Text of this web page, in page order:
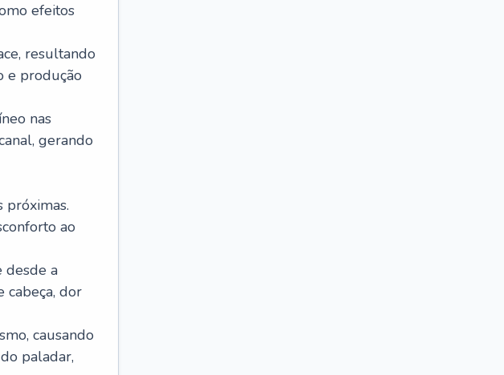
efeitos
resultando
e produção
nas
gerando
próximas.
ao
desde a
cabeça, dor
causando
paladar,